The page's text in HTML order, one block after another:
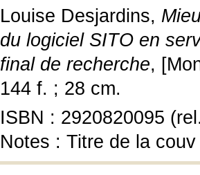
Louise Desjardins,
du logiciel SITO en
final de recherche,
144 f. ; 28 cm.
ISBN : 2920820095
Notes : Titre de la couv